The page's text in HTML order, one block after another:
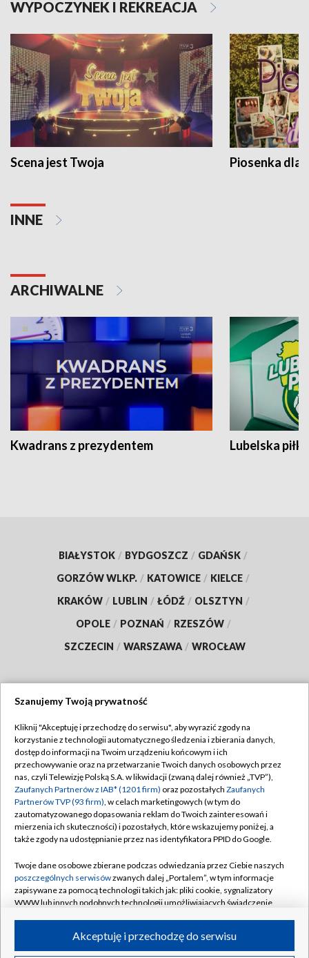
WYPOCZYNEK I REKREACJA
Scena jest Twoja Piosenka dla
INNE
ARCHIWALNE
Kwadrans z prezydentem Lubelska piłka
BIAŁYSTOK / BYDGOSZCZ / GDAŃSK /
GORZÓW WLKP. / KATOWICE / KIELCE /
KRAKÓW / LUBLIN / ŁÓDŹ / OLSZTYN /
OPOLE / POZNAŃ / RZESZÓW /
SZCZECIN / WARSZAWA / WROCŁAW
TVP
Abonament TVP
Emisja w TVP
Centrum informacji TVP
Naziemna Telewizja Cyfrowa
Rada Programowa
System NOS
Informacje o nadawcy
Program dla prasy
Regulamin TVP
Polityka prywatności
Moje zgody
Pomoc
Kontakt
Kanały
Szanujemy Twoją prywatność
Kliknij "Akceptuję i przechodzę do serwisu", aby wyrazić zgody na
korzystanie z technologii automatycznego śledzenia i zbierania danych,
dostęp do informacji na Twoim urządzeniu końcowym i ich
przechowywanie oraz na przetwarzanie Twoich danych osobowych przez
nas, czyli Telewizję Polską S.A. w likwidacji (zwaną dalej również „TVP”),
Zaufanych Partnerów z IAB* (1201 firm) oraz pozostałych Zaufanych
Partnerów TVP (93 firm), w celach marketingowych (w tym do
zautomatyzowanego dopasowania reklam do Twoich zainteresowań i
mierzenia ich skuteczności) i pozostałych, które wskazujemy poniżej, a
także zgody na udostępnianie przez nas identyfikatora PPID do Google.
Twoje dane osobowe zbierane podczas odwiedzania przez Ciebie naszych
poszczególnych serwisówzwanych dalej „Portalem”, w tym informacje
zapisywane za pomocą technologii takich jak: pliki cookie, sygnalizatory
WWW lub innych podobnych technologii umożliwiających świadczenie
ruchu w Internecie.Akceptuję i przechodzę do serwisu